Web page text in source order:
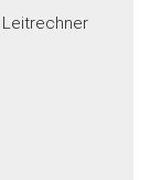
Leitrechner